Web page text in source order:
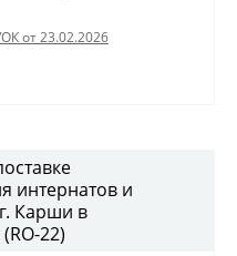
от 23.02.2026
интернатов и
Карши в
22)